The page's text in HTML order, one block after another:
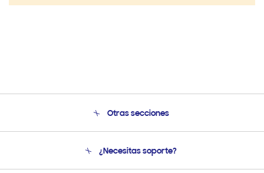
Otras secciones
Soporte
¿Necesitas soporte?